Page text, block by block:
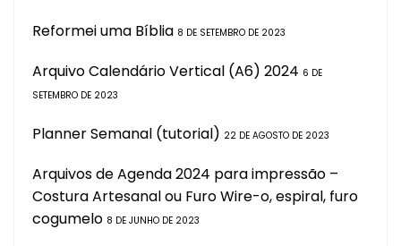
Reformei uma Bíblia 8 DE SETEMBRO DE 2023
Arquivo Calendário Vertical (A6) 2024 6 DE
SETEMBRO DE 2023
Planner Semanal (tutorial) 22 DE AGOSTO DE 2023
Arquivos de Agenda 2024 para impressão –
Costura Artesanal ou Furo Wire-o, espiral, furo
cogumelo 8 DE JUNHO DE 2023